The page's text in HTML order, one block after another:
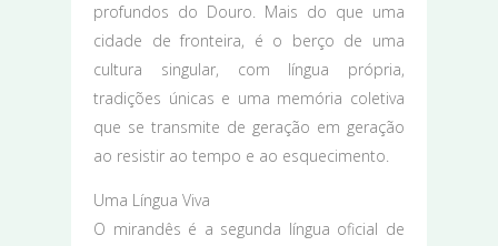
profundos do Douro. Mais do que uma
cidade de fronteira, é o berço de uma
cultura singular, com língua própria,
tradições únicas e uma memória coletiva
que se transmite de geração em geração
ao resistir ao tempo e ao esquecimento.
Uma Língua Viva
O mirandês é a segunda língua oficial de